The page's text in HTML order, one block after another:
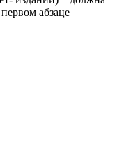
абзаце